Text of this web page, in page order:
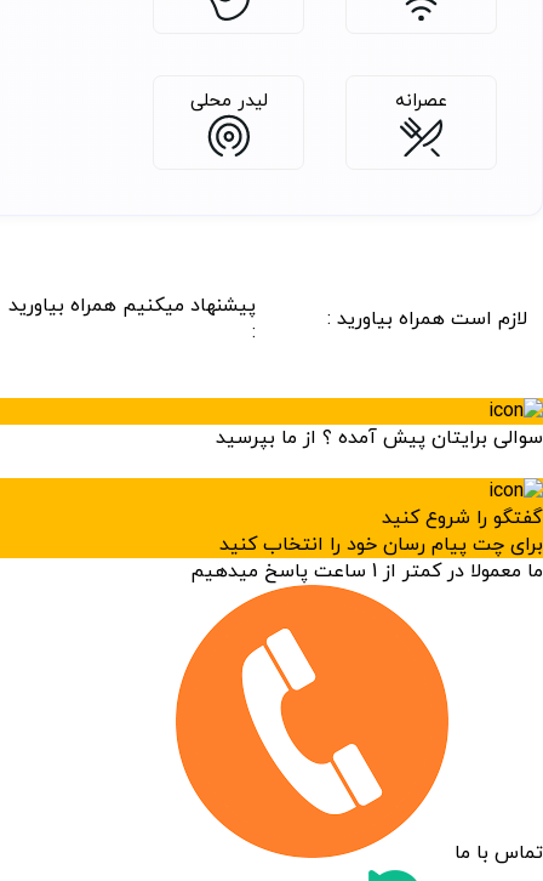
عصرانه لیدر محلی
لازم است همراه بیاورید :
پیشنهاد میکنیم همراه بیاورید
:
سوالی برایتان پیش آمده ؟ از ما بپرسید
گفتگو را شروع کنید
برای چت پیام رسان خود را انتخاب کنید
ما معمولا در کمتر از 1 ساعت پاسخ میدهیم
تماس با ما